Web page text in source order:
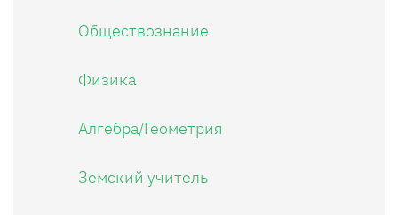
Обществознание
Физика
Алгебра/Геометрия
Земский учитель